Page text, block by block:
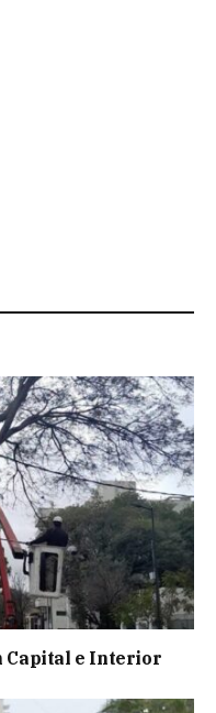
Capital e Interior